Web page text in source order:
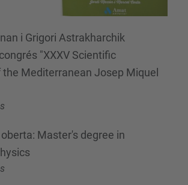
i Grigori Astrakharchik
"XXXV Scientific
the Mediterranean Josep Miquel
Master's degree in